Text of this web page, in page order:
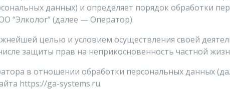
данных) и определяет порядок обработки
“Элколог” (далее — Оператор).
целью и условием осуществления своей
защиты прав на неприкосновенность частной
в отношении обработки персональных данных
https://ga-systems.ru.